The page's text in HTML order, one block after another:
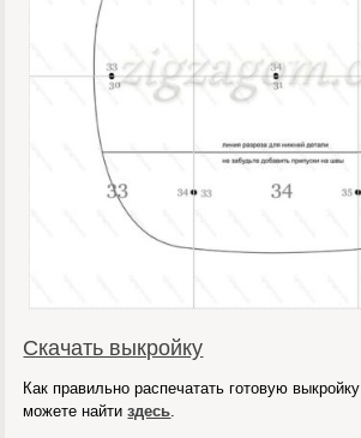
Скачать выкройку
Как правильно распечатать готовую
можете найтиздесь